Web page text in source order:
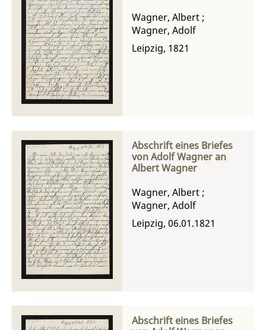
Wagner, Albert ;
Wagner, Adolf
Leipzig, 1821
Abschrift eines Briefes
von Adolf Wagner an
Albert Wagner
Wagner, Albert ;
Wagner, Adolf
Leipzig, 06.01.1821
Abschrift eines Briefes